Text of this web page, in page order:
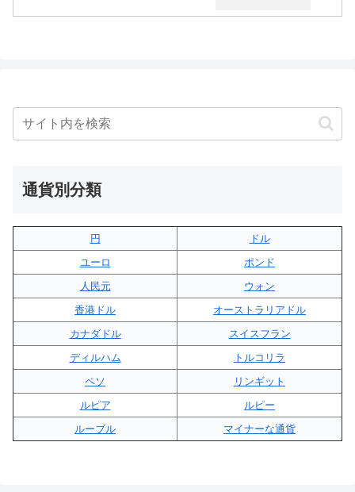
通貨別分類
円
ドル
ユーロ
ポンド
人民元
ウォン
香港ドル
オーストラリアドル
カナダドル
スイスフラン
ディルハム
トルコリラ
ペソ
リンギット
ルピア
ルピー
ルーブル
マイナーな通貨